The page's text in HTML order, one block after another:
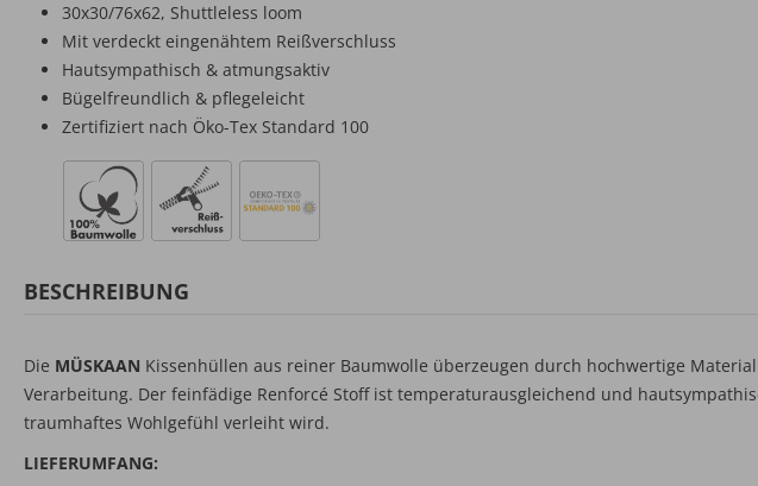
30x30/76x62, Shuttleless loom
Mit verdeckt eingenähtem Reißverschluss
Hautsympathisch & atmungsaktiv
Bügelfreundlich & pflegeleicht
Zertifiziert nach Öko-Tex Standard 100
BESCHREIBUNG
Die MÜSKAAN Kissenhüllen aus reiner Baumwolle überzeugen durch hochwertige
Verarbeitung. Der feinfädige Renforcé Stoff ist temperaturausgleichend und
traumhaftes Wohlgefühl verleiht wird.
LIEFERUMFANG: